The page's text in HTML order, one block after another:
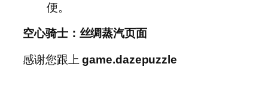
便。
空心骑士：丝绸蒸汽页面
感谢您跟上game.dazepuzzle